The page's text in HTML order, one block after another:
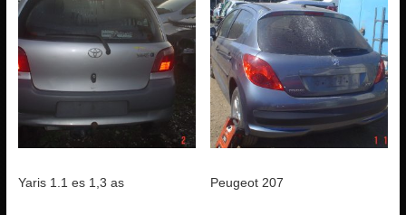
Yaris 1.1 es 1,3 as Peugeot 207